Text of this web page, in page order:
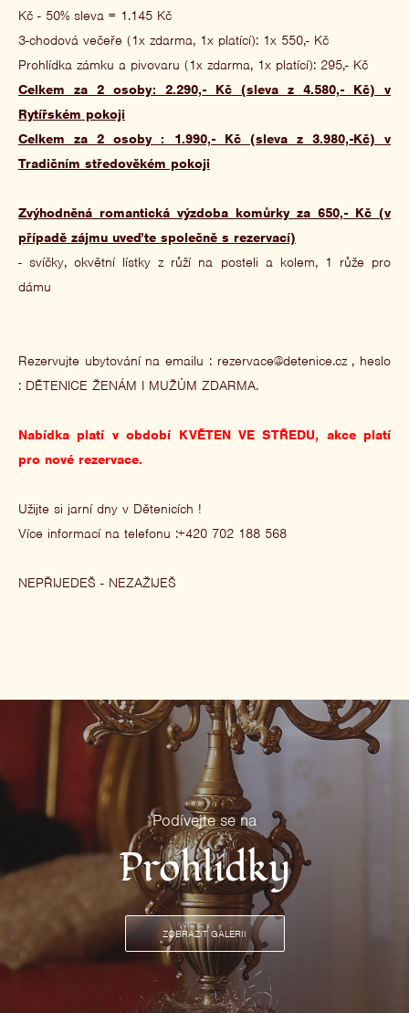
Kč - 50% sleva = 1.145 Kč
3-chodová večeře (1x zdarma, 1x platící): 1x 550,- Kč
Prohlídka zámku a pivovaru (1x zdarma, 1x platící): 295,- Kč
Celkem za 2 osoby: 2.290,- Kč (sleva z 4.580,- Kč) v
Rytířském pokoji
Celkem za 2 osoby : 1.990,- Kč (sleva z 3.980,-Kč) v
Tradičním středověkém pokoji
Zvýhodněná romantická výzdoba komůrky za 650,- Kč (v
případě zájmu uveďte společně s rezervací)
- svíčky, okvětní lístky z růží na posteli a kolem, 1 růže pro
dámu
Rezervujte ubytování na emailu : rezervace@detenice.cz , heslo
: DĚTENICE ŽENÁM I MUŽŮM ZDARMA.
Nabídka platí v období KVĚTEN VE STŘEDU, akce platí
pro nové rezervace.
Užijte si jarní dny v Dětenicích !
Více informací na telefonu :+420 702 188 568
NEPŘIJEDEŠ - NEZAŽIJEŠ
Podívejte se na
Prohlídky
ZOBRAZIT GALERII